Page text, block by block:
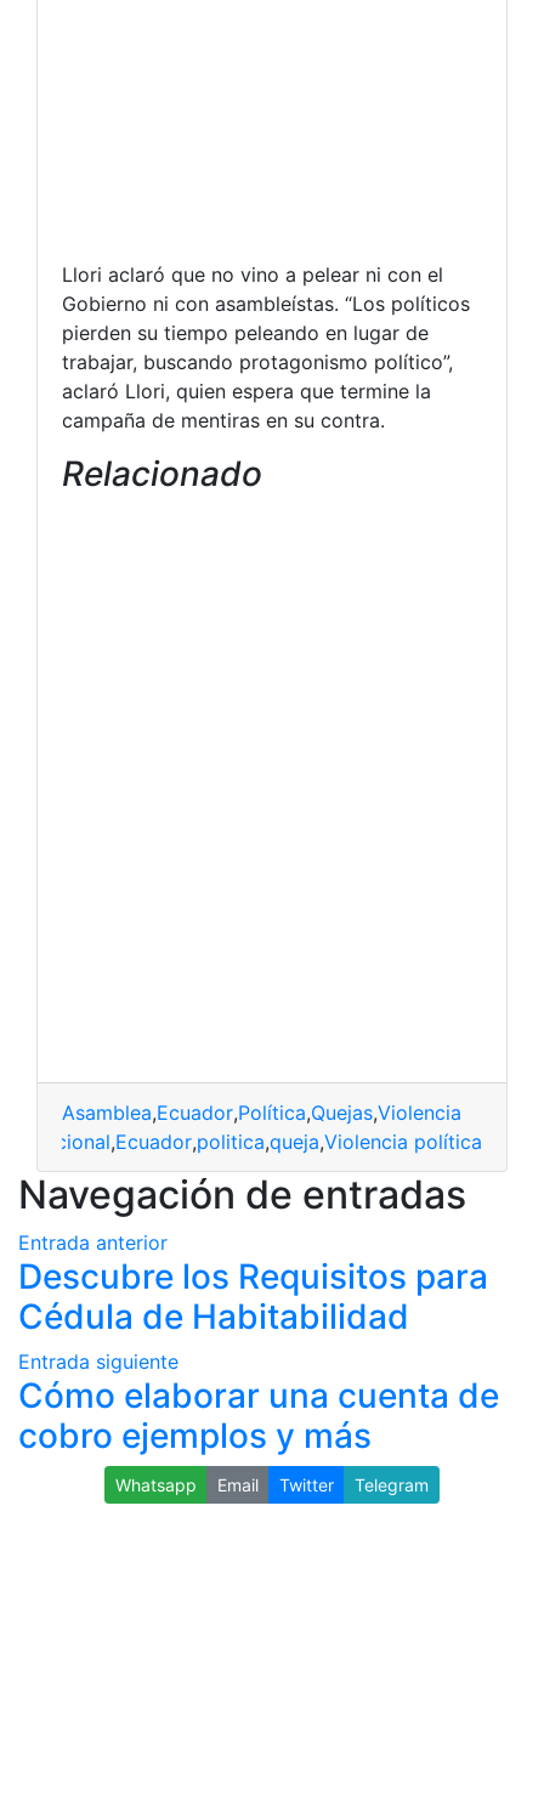
Llori aclaró que no vino a pelear ni con el
Gobierno ni con asambleístas. “Los políticos
pierden su tiempo peleando en lugar de
trabajar, buscando protagonismo político”,
aclaró Llori, quien espera que termine la
campaña de mentiras en su contra.
Relacionado
Asamblea,Ecuador,Política,Quejas,Violencia
nacional,Ecuador,politica,queja,Violencia política
Navegación de entradas
Entrada anterior
Descubre los Requisitos para
Cédula de Habitabilidad
Entrada siguiente
Cómo elaborar una cuenta de
cobro ejemplos y más
Whatsapp Email Twitter Telegram